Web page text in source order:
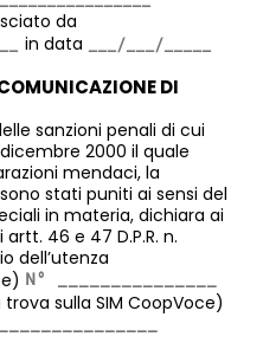
da
in data
DI
sanzioni penali di cui
dicembre 2000 il quale
mendaci, la
stati puniti ai sensi del
in materia, dichiara ai
46 e 47 D.P.R. n.
dell’utenza
sulla SIM CoopVoce)